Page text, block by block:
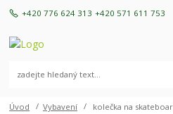
+420 776 624 313 +420 571 611 753
Úvod Vybavení kolečka na